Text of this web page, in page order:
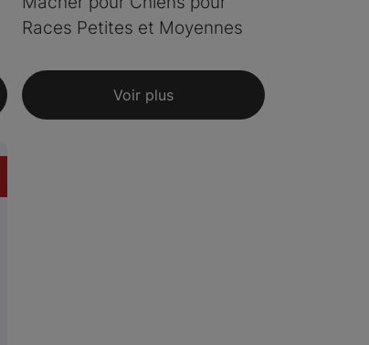
Races Petites et Moyennes
Voir plus